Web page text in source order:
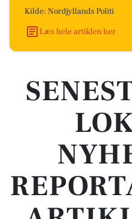
Kilde: Nordjyllands Politi
Læs hele artiklen her